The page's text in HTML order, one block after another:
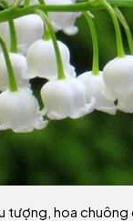
tượng, hoa chuông